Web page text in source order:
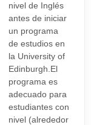
nivel de Inglés
antes de iniciar
un programa
de estudios en
la University of
Edinburgh.El
programa es
adecuado para
estudiantes con
nivel (alrededor